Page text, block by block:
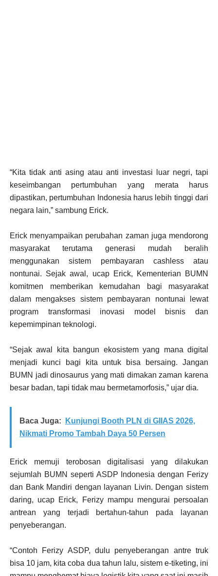
“Kita tidak anti asing atau anti investasi luar negri, tapi
keseimbangan pertumbuhan yang merata harus
dipastikan, pertumbuhan Indonesia harus lebih tinggi dari
negara lain,” sambung Erick.
Erick menyampaikan perubahan zaman juga mendorong
masyarakat terutama generasi mudah beralih
menggunakan sistem pembayaran cashless atau
nontunai. Sejak awal, ucap Erick, Kementerian BUMN
komitmen memberikan kemudahan bagi masyarakat
dalam mengakses sistem pembayaran nontunai lewat
program transformasi inovasi model bisnis dan
kepemimpinan teknologi.
“Sejak awal kita bangun ekosistem yang mana digital
menjadi kunci bagi kita untuk bisa bersaing. Jangan
BUMN jadi dinosaurus yang mati dimakan zaman karena
besar badan, tapi tidak mau bermetamorfosis,” ujar dia.
Baca Juga:
Kunjungi Booth PLN di GIIAS 2026,
Nikmati Promo Tambah Daya 50 Persen
Erick memuji terobosan digitalisasi yang dilakukan
sejumlah BUMN seperti ASDP Indonesia dengan Ferizy
dan Bank Mandiri dengan layanan Livin. Dengan sistem
daring, ucap Erick, Ferizy mampu mengurai persoalan
antrean yang terjadi bertahun-tahun pada layanan
penyeberangan.
“Contoh Ferizy ASDP, dulu penyeberangan antre truk
bisa 10 jam, kita coba dua tahun lalu, sistem e-tiketing, ini